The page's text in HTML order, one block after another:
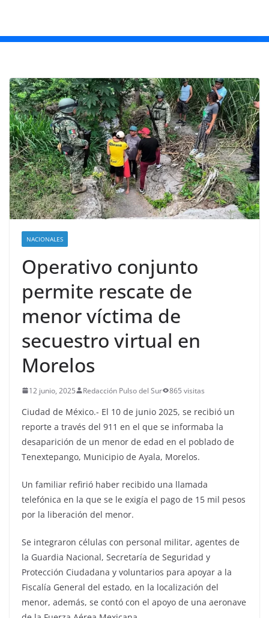
NACIONALES
Operativo conjunto
permite rescate de
menor víctima de
secuestro virtual en
Morelos
12 junio, 2025 Redacción Pulso del Sur 865 visitas
Ciudad de México.- El 10 de junio 2025, se recibió un
reporte a través del 911 en el que se informaba la
desaparición de un menor de edad en el poblado de
Tenextepango, Municipio de Ayala, Morelos.
Un familiar refirió haber recibido una llamada
telefónica en la que se le exigía el pago de 15 mil pesos
por la liberación del menor.
Se integraron células con personal militar, agentes de
la Guardia Nacional, Secretaría de Seguridad y
Protección Ciudadana y voluntarios para apoyar a la
Fiscalía General del estado, en la localización del
menor, además, se contó con el apoyo de una aeronave